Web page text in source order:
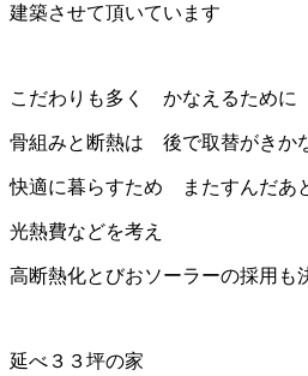
建築させて頂いています
こだわりも多く かなえるために
骨組みと断熱は 後で取替がきか
快適に暮らすため またすんだあ
光熱費などを考え
高断熱化とびおソーラーの採用も
延べ３３坪の家